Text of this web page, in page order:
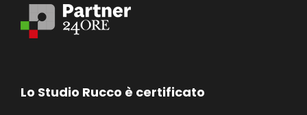
Lo Studio Rucco è certificato